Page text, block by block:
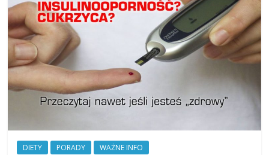
DIETY PORADY WAŻNE INFO